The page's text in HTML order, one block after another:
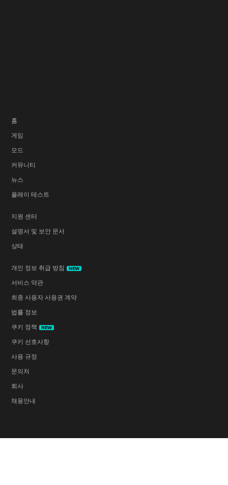
홈
게임
모드
커뮤니티
뉴스
플레이 테스트
지원 센터
설명서 및 보안 문서
상태
개인 정보 취급 방침 NEW
서비스 약관
최종 사용자 사용권 계약
법률 정보
쿠키 정책
NEW
쿠키 선호사항
사용 규정
문의처
회사
채용안내